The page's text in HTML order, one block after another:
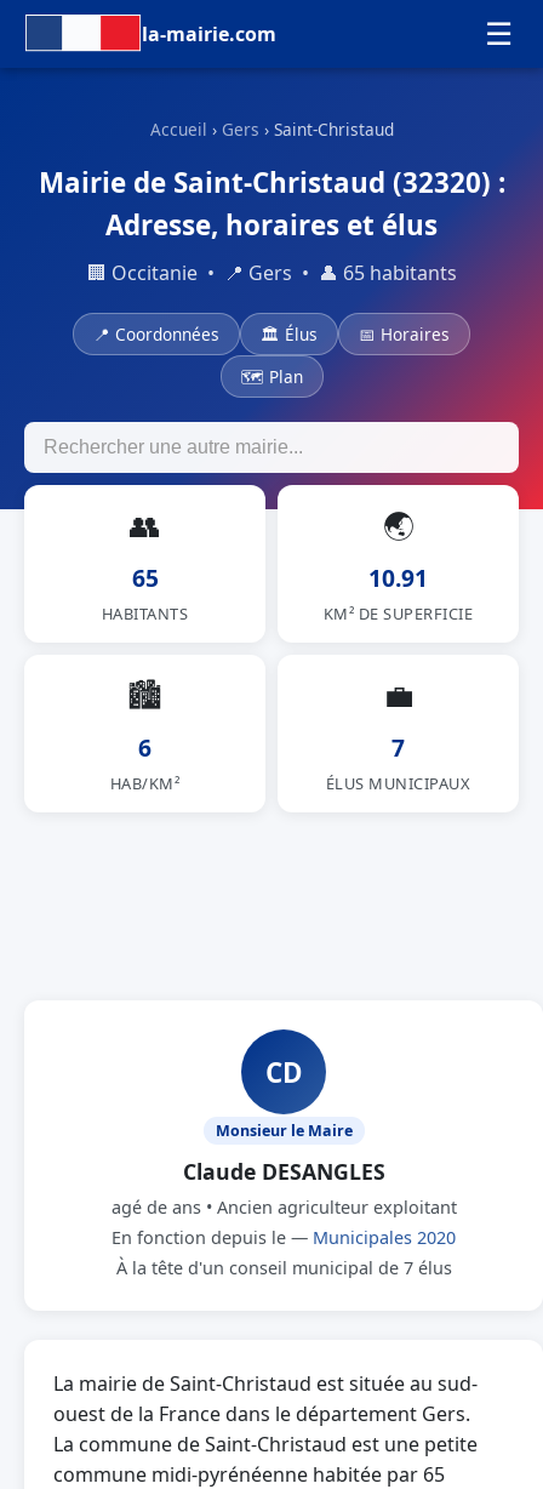
la-mairie.com ☰
Accueil › Gers › Saint-Christaud
Mairie de Saint-Christaud (32320) :
Adresse, horaires et élus
🏢 Occitanie • 📍 Gers • 👤 65 habitants
📍 Coordonnées 🏛 Élus
📅 Horaires
🗺 Plan
👥
65
HABITANTS
🌏
10.91
KM² DE SUPERFICIE
🏙
6
HAB/KM²
💼
7
ÉLUS MUNICIPAUX
CD
Monsieur le Maire
Claude DESANGLES
agé de ans • Ancien agriculteur exploitant
En fonction depuis le — Municipales 2020
À la tête d'un conseil municipal de 7 élus
La mairie de Saint-Christaud est située au sud-
ouest de la France dans le département Gers.
La commune de Saint-Christaud est une petite
commune midi-pyrénéenne habitée par 65